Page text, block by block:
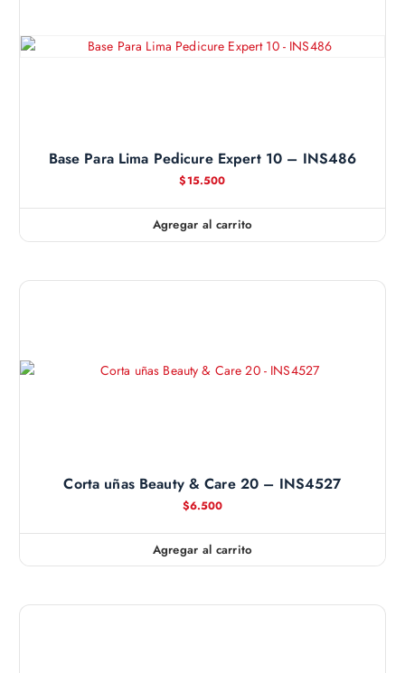
Base Para Lima Pedicure Expert 10 – INS486
$15.500
Agregar al carrito
Corta uñas Beauty & Care 20 – INS4527
$6.500
Agregar al carrito